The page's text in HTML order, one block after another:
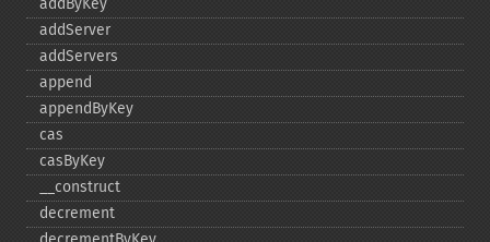
addByKey
addServer
addServers
append
appendByKey
cas
casByKey
_​_​construct
decrement